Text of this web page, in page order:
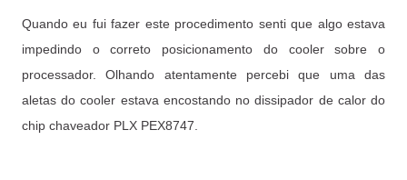
Quando eu fui fazer este procedimento senti que algo estava
impedindo o correto posicionamento do cooler sobre o
processador. Olhando atentamente percebi que uma das
aletas do cooler estava encostando no dissipador de calor do
chip chaveador PLX PEX8747.